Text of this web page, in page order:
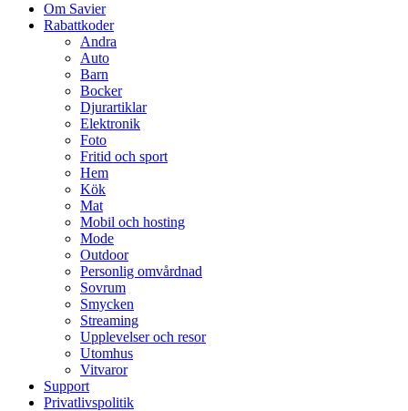
Om Savier
Rabattkoder
Andra
Auto
Barn
Bocker
Djurartiklar
Elektronik
Foto
Fritid och sport
Hem
Kök
Mat
Mobil och hosting
Mode
Outdoor
Personlig omvårdnad
Sovrum
Smycken
Streaming
Upplevelser och resor
Utomhus
Vitvaror
Support
Privatlivspolitik